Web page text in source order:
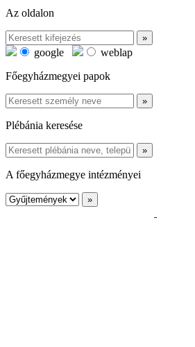
Az oldalon
google
weblap
Főegyházmegyei papok
Plébánia keresése
A főegyházmegye intézményei